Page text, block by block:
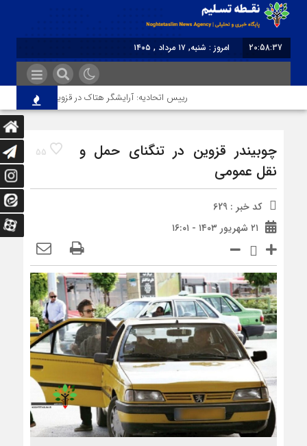
20:58:37
امروز : شنبه, ۱۷ مرداد , ۱۴۰۵
رییس اتحادیه: آرایشگر هتاک در قزوین عضو اتحادیه
55
چوبیندر قزوین در تنگنای حمل و
نقل عمومی
کد خبر : 629
۲۱ شهریور ۱۴۰۳ - ۱۶:۰۱